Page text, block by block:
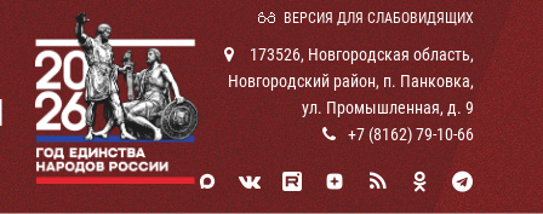
ВЕРСИЯ ДЛЯ СЛАБОВИДЯЩИХ
173526, Новгородская область,
Новгородский район, п. Панковка,
ул. Промышленная, д. 9
+7 (8162) 79-10-66